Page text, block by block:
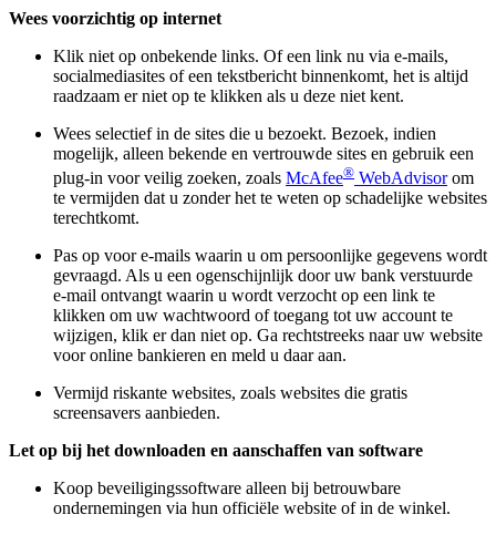
Wees voorzichtig op internet
Klik niet op onbekende links. Of een link nu via e-mails,
socialmediasites of een tekstbericht binnenkomt, het is altijd
raadzaam er niet op te klikken als u deze niet kent.
Wees selectief in de sites die u bezoekt. Bezoek, indien
mogelijk, alleen bekende en vertrouwde sites en gebruik een
plug-in voor veilig zoeken, zoals McAfee® WebAdvisorom
te vermijden dat u zonder het te weten op schadelijke websites
terechtkomt.
Pas op voor e-mails waarin u om persoonlijke gegevens wordt
gevraagd. Als u een ogenschijnlijk door uw bank verstuurde
e-mail ontvangt waarin u wordt verzocht op een link te
klikken om uw wachtwoord of toegang tot uw account te
wijzigen, klik er dan niet op. Ga rechtstreeks naar uw website
voor online bankieren en meld u daar aan.
Vermijd riskante websites, zoals websites die gratis
screensavers aanbieden.
Let op bij het downloaden en aanschaffen van software
Koop beveiligingssoftware alleen bij betrouwbare
ondernemingen via hun officiële website of in de winkel.